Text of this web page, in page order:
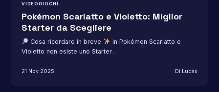
VIDEOGIOCHI
Pokémon Scarlatto e Violetto: Miglior
Starter da Scegliere
Cosa ricordare in breve
In Pokémon Scarlatto e
Violetto non esiste uno Starter…
21 Nov 2025 Di Lucas